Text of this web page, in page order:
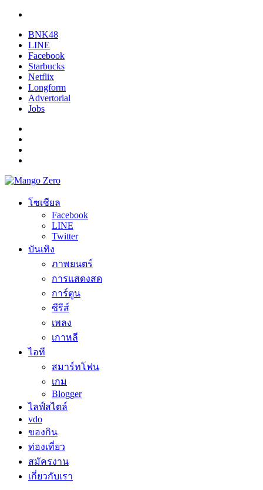
BNK48
LINE
Facebook
Starbucks
Netflix
Longform
Advertorial
Jobs
โซเชียล
Facebook
LINE
Twitter
บันเทิง
ภาพยนตร์
การแสดงสด
การ์ตูน
ซีรีส์
เพลง
เกาหลี
ไอที
สมาร์ทโฟน
เกม
Blogger
ไลฟ์สไตล์
vdo
ของกิน
ท่องเที่ยว
สมัครงาน
เกี่ยวกับเรา